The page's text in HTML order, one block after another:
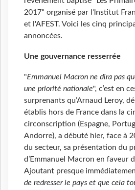
2017" organisé par l'Institut
et l'AFEST. Voici les cinq
annoncées.
Une gouvernance resserrée
"Emmanuel Macron ne dira pas
une priorité nationale", c’est en
surprenants qu’Arnaud Leroy,
établis hors de France dans la
circonscription (Espagne,
Andorre), a débuté hier, face à
du secteur, sa présentation du
d’Emmanuel Macron en faveur
Ajoutant presque
de redresser le pays et que cela